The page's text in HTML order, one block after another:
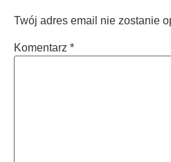
Twój adres email nie zostanie
Komentarz *